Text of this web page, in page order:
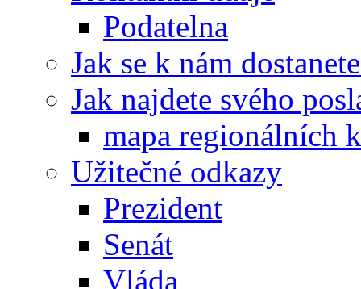
Podatelna
Jak se k nám
Jak najdete svého
mapa regionálních
Užitečné odkazy
Prezident
Senát
Vláda